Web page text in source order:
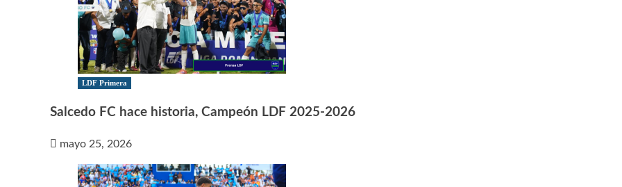
LDF Primera
Salcedo FC hace historia, Campeón LDF 2025-2026
mayo 25, 2026